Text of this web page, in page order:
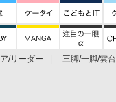
/リーダー 三脚/一脚/雲台